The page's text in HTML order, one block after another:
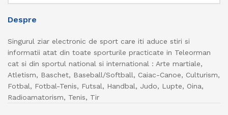
Despre
Singurul ziar electronic de sport care iti aduce stiri si
informatii atat din toate sporturile practicate in Teleorman
cat si din sportul national si international : Arte martiale,
Atletism, Baschet, Baseball/Softball, Caiac-Canoe, Culturism,
Fotbal, Fotbal-Tenis, Futsal, Handbal, Judo, Lupte, Oina,
Radioamatorism, Tenis, Tir